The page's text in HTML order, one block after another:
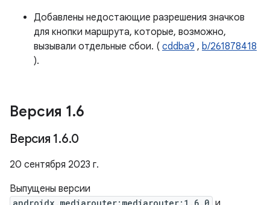
Добавлены недостающие разрешения значков
для кнопки маршрута, которые, возможно,
вызывали отдельные сбои. ( cddba9 , b/261878418
).
Версия 1.6
Версия 1.6.0
20 сентября 2023 г.
Выпущены версии